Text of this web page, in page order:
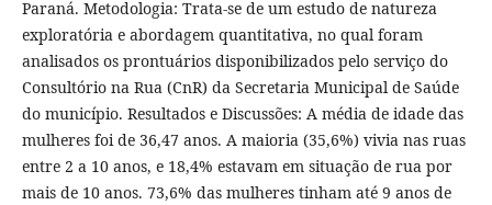
Paraná. Metodologia: Trata-se de um estudo de natureza
exploratória e abordagem quantitativa, no qual foram
analisados os prontuários disponibilizados pelo serviço do
Consultório na Rua (CnR) da Secretaria Municipal de Saúde
do município. Resultados e Discussões: A média de idade das
mulheres foi de 36,47 anos. A maioria (35,6%) vivia nas ruas
entre 2 a 10 anos, e 18,4% estavam em situação de rua por
mais de 10 anos. 73,6% das mulheres tinham até 9 anos de